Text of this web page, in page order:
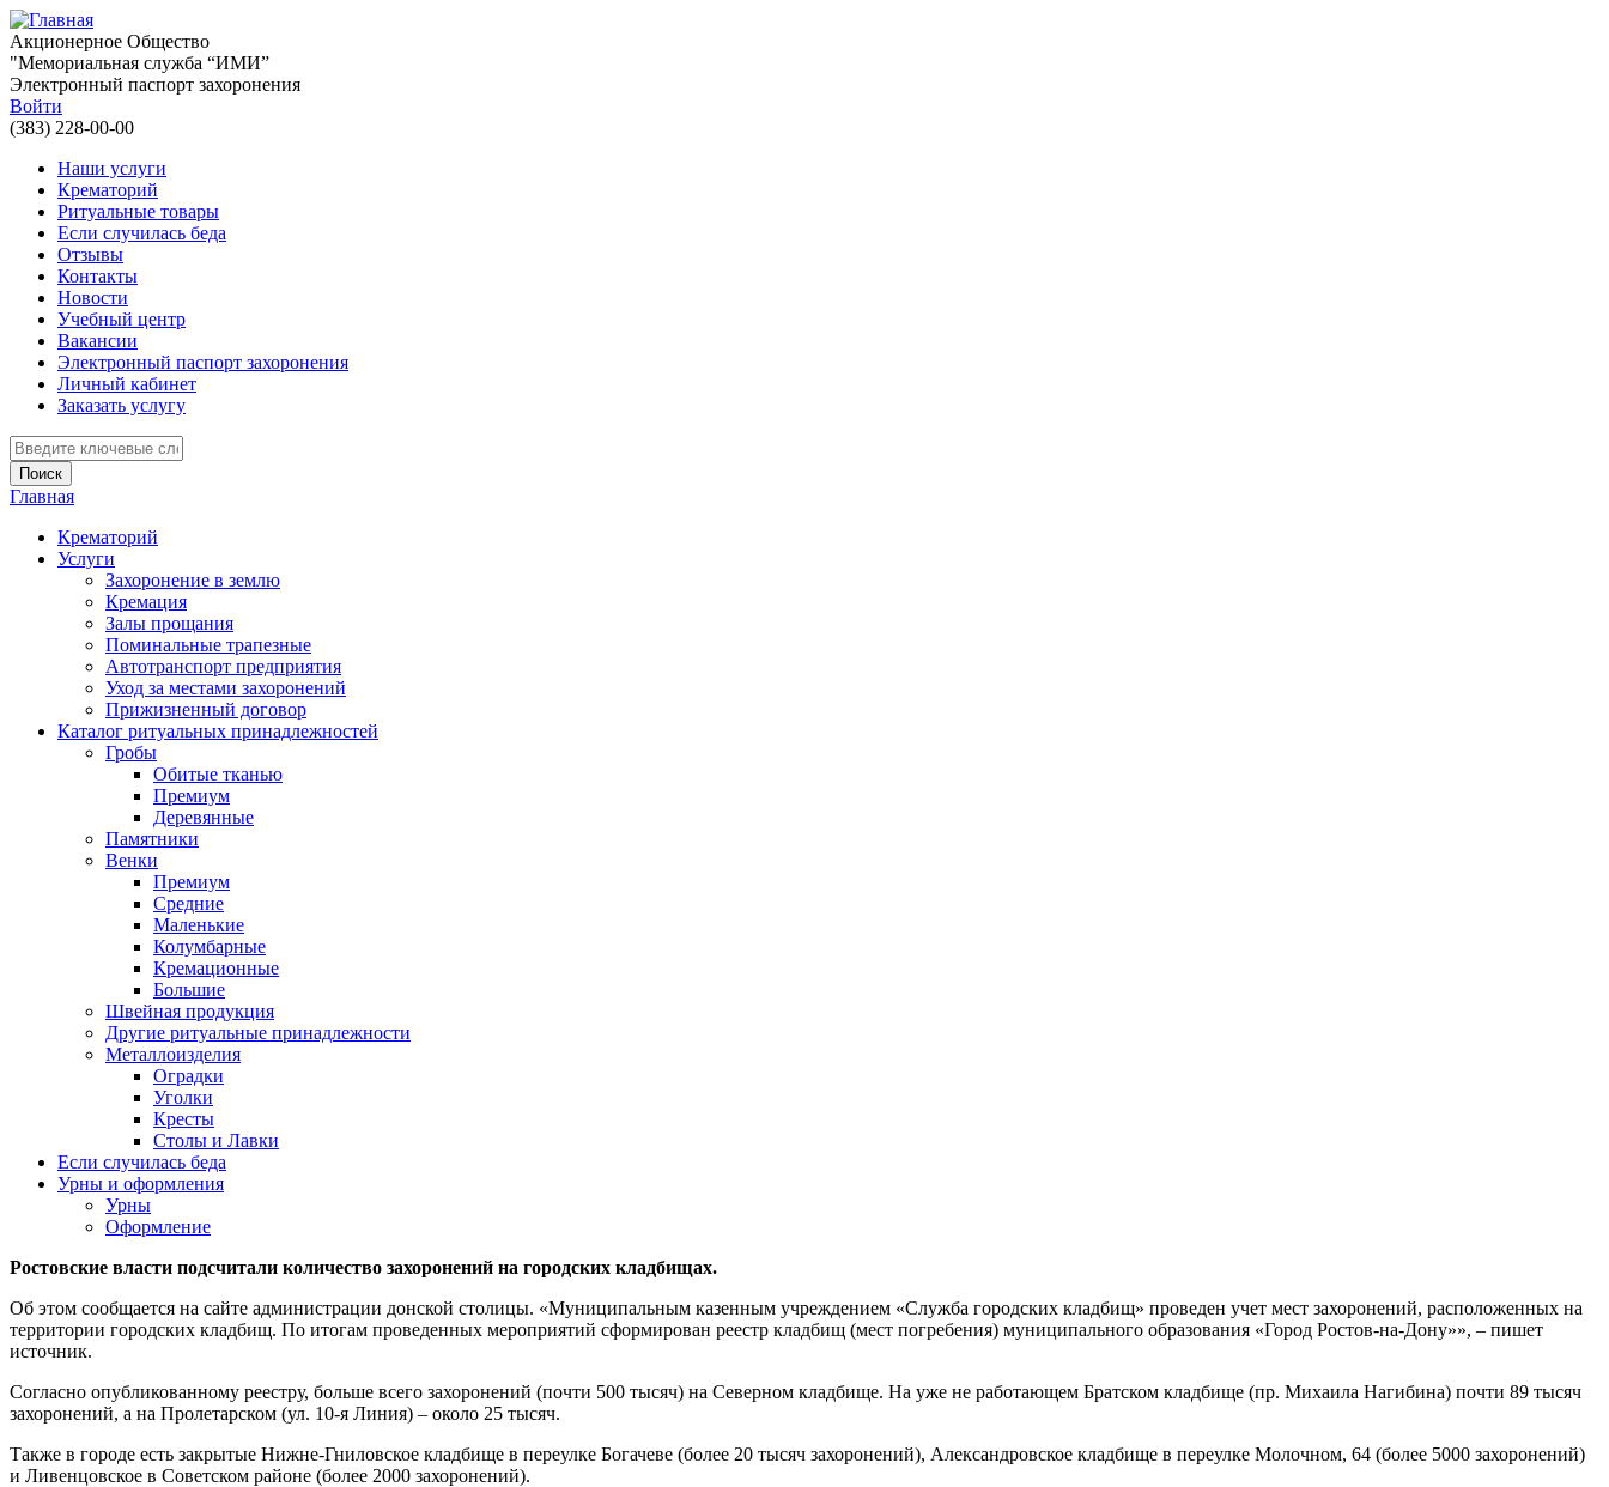
Перейти к основному содержанию
Акционерное Общество
"Мемориальная служба “ИМИ”
Электронный паспорт захоронения
Войти
(383) 228-00-00
Наши услуги
Крематорий
Ритуальные товары
Если случилась беда
Отзывы
Контакты
Новости
Учебный центр
Вакансии
Электронный паспорт захоронения
Личный кабинет
Заказать услугу
Введите ключевые слова для поиска
Вы здесь
Главная
Крематорий
Услуги
Захоронение в землю
Кремация
Залы прощания
Поминальные трапезные
Автотранспорт предприятия
Уход за местами захоронений
Прижизненный договор
Каталог ритуальных принадлежностей
Гробы
Обитые тканью
Премиум
Деревянные
Памятники
Венки
Премиум
Средние
Маленькие
Колумбарные
Кремационные
Большие
Швейная продукция
Другие ритуальные принадлежности
Металлоизделия
Оградки
Уголки
Кресты
Столы и Лавки
Если случилась беда
Урны и оформления
Урны
Оформление
Ростовские власти подсчитали количество захоронений на городских кладбищах.
Об этом сообщается на сайте администрации донской столицы. «Муниципальным казенным учреждением «Служба городских кладбищ» проведен учет мест захоронений, расположенных на
территории городских кладбищ. По итогам проведенных мероприятий сформирован реестр кладбищ (мест погребения) муниципального образования «Город Ростов-на-Дону»», – пишет
источник.
Согласно опубликованному реестру, больше всего захоронений (почти 500 тысяч) на Северном кладбище. На уже не работающем Братском кладбище (пр. Михаила Нагибина) почти 89 тысяч
захоронений, а на Пролетарском (ул. 10-я Линия) – около 25 тысяч.
Также в городе есть закрытые Нижне-Гниловское кладбище в переулке Богачеве (более 20 тысяч захоронений), Александровское кладбище в переулке Молочном, 64 (более 5000 захоронений)
и Ливенцовское в Советском районе (более 2000 захоронений).